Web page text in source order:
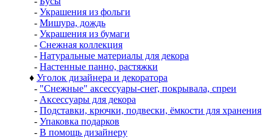
- Украшения из фольги
- Мишура, дождь
- Украшения из бумаги
- Снежная коллекция
- Натуральные материалы для декора
- Настенные панно, растяжки
♦ Уголок дизайнера и декоратора
- "Снежные" аксессуары-снег, покрывала, спреи
- Аксессуары для декора
- Подставки, крючки, подвески, ёмкости для хранения
- Упаковка подарков
- В помощь дизайнеру